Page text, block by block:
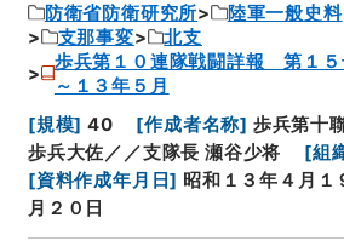
防衛省防衛研究所 陸軍一般史料
支那事変
北支
歩兵第１０連隊戦闘詳報 第１
～１３年５月
[規模] 40 [作成者名称] 歩兵第十
歩兵大佐／／支隊長 瀬谷少将
[組
[資料作成年月日] 昭和１３年４月１
月２０日